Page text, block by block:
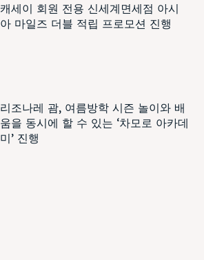
캐세이 회원 전용 신세계면세점 아시
아 마일즈 더블 적립 프로모션 진행
리조나레 괌, 여름방학 시즌 놀이와 배
움을 동시에 할 수 있는 ‘차모로 아카데
미’ 진행